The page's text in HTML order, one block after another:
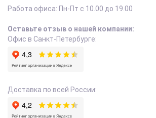
Работа офиса: Пн-Пт с 10.00 до 19.00
Оставьте отзыв о нашей компании:
Офис в Санкт-Петербурге:
Доставка по всей России: